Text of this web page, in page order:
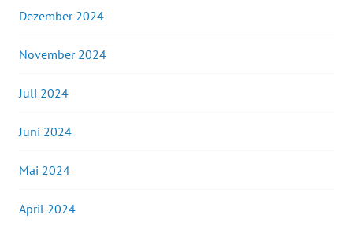
Dezember 2024
November 2024
Juli 2024
Juni 2024
Mai 2024
April 2024